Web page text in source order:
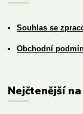
Souhlas se
Obchodní
Nejčtenější